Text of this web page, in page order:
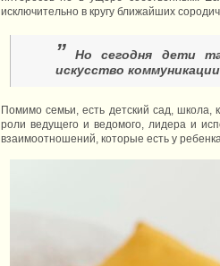
исключительно в кругу ближайших
”
Но сегодня дети
искусство
Помимо семьи, есть детский сад, школа,
роли ведущего и ведомого, лидера и
взаимоотношений, которые есть у